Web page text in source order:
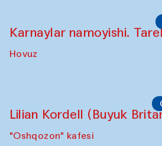
Karnaylar namoyishi.
Hovuz
Lilian Kordell (Buyuk
"Oshqozon" kafesi